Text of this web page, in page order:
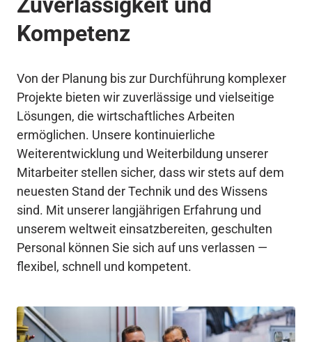
Kompetenz
Von der Planung bis zur Durchführung komplexer
Projekte bieten wir zuverlässige und vielseitige
Lösungen, die wirtschaftliches Arbeiten
ermöglichen. Unsere kontinuierliche
Weiterentwicklung und Weiterbildung unserer
Mitarbeiter stellen sicher, dass wir stets auf dem
neuesten Stand der Technik und des Wissens
sind. Mit unserer langjährigen Erfahrung und
unserem weltweit einsatzbereiten, geschulten
Personal können Sie sich auf uns verlassen —
flexibel, schnell und kompetent.